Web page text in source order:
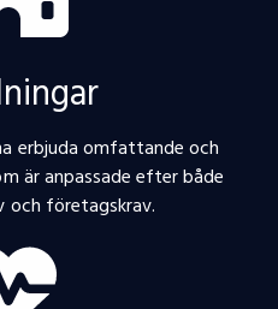
erbjuda omfattande och
är anpassade efter både
och företagskrav.